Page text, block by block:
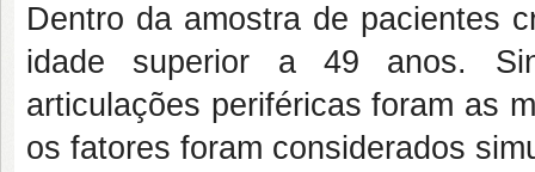
Dentro da amostra de pacientes
idade superior a 49 anos.
articulações periféricas foram as
os fatores foram considerados